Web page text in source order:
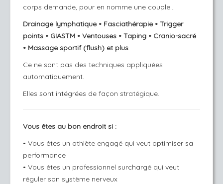
corps demande, pour en nomme une couple...
Drainage lymphatique • Fasciathérapie • Trigger
points • GIASTM • Ventouses • Taping • Cranio-sacré
• Massage sportif (flush) et plus
Ce ne sont pas des techniques appliquées
automatiquement.
Elles sont intégrées de façon stratégique.
Vous êtes au bon endroit si :
• Vous êtes un athlète engagé qui veut optimiser sa
performance
• Vous êtes un professionnel surchargé qui veut
réguler son système nerveux